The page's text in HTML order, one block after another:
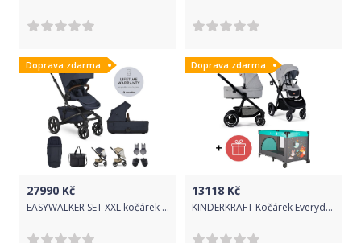
Doprava zdarma
27990 Kč
EASYWALKER SET XXL kočárek kombinovaný Jimmey Indigo Blue s příslušenstvím
Doprava zdarma
13118 Kč
KINDERKRAFT Kočárek Everyday 2v1 Light Grey + PETITE&MARS Postýlka cestovní Koot - Fox Aqua ZDARMA